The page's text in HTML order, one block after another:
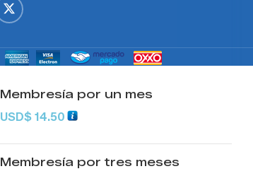
Membresía por un mes
USD$ 14.50
Membresía por tres meses